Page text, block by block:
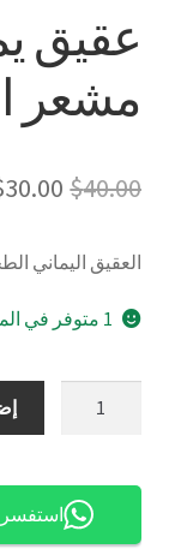
عقيق
مشعر
$40.00
هو:
$40.00.
30.00
العقيق اليماني
1 متوفر في المخزون (يمكن الحجز بالطلب المسبق)
طحلبي
ابيض
استفسر